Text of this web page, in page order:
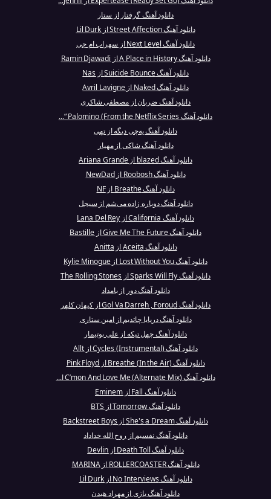
دانلود آهنگ گرفتار از ستار
دانلود آهنگ Street Affection از Lil Durk
دانلود آهنگ Next Level از سهراب ام جی
دانلود آهنگ A Place in History از Ramin Djawadi
دانلود آهنگ Suicide Bounce از Nas
دانلود آهنگ Naked از Avril Lavigne
دانلود آهنگ ضربان از مصطفی شاکری
دانلود آهنگ Palomino (From the Netflix Series “...
دانلود آهنگ یه‌چی دیگه از تهی
دانلود آهنگ شاکی از مهیار
دانلود آهنگ blazed از Ariana Grande
دانلود آهنگ Roobosh از NewDad
دانلود آهنگ Breathe از NF
دانلود آهنگ دوباره زاده می‌شم از سیجل
دانلود آهنگ California از Lana Del Rey
دانلود آهنگ Give Me The Future از Bastille
دانلود آهنگ Aceita از Anitta
دانلود آهنگ Lost Without You از Kylie Minogue
دانلود آهنگ Sparks Will Fly از The Rolling Stones
دانلود آهنگ دور از بامداد
دانلود آهنگ Gol Va Darreh , Foroud از کیهان کلهر
دانلود آهنگ دریایا چاتدیم از امین ستاری
دانلود آهنگ چهل تیکه از علی بوتیمار
دانلود آهنگ Cycles (Instrumental) از Allt
دانلود آهنگ Breathe (In the Air) از Pink Floyd
دانلود آهنگ C’mon And Love Me (Alternate Mix) ا...
دانلود آهنگ Fall از Eminem
دانلود آهنگ Tomorrow از BTS
دانلود آهنگ She's a Dream از Backstreet Boys
دانلود آهنگ نفسیم از روح الله خداداد
دانلود آهنگ Death Toll از Devlin
دانلود آهنگ ROLLERCOASTER از MARINA
دانلود آهنگ No Interviews از Lil Durk
دانلود آهنگ بازی از مهراد هیدن